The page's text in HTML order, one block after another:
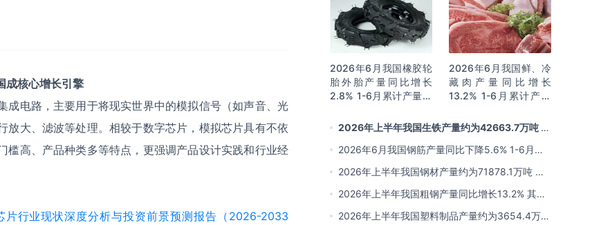
成核心增长引擎
成电路，主要用于将现实世界中的模拟信号（如声音、光
放大、滤波等处理。相较于数字芯片，模拟芯片具有不依
槛高、产品种类多等特点，更强调产品设计实践和行业经
片行业现状深度分析与投资前景预测报告（2026-2033
2026年6月我国橡胶轮
胎外胎产量同比增长
2.8% 1-6月累计产量同
2026年6月我国鲜、冷
藏肉产量同比增长
13.2% 1-6月累计产量
2026年上半年我国生铁产量约为42663.7万吨 同
比下降2.8% 其中河北产量占比22.7%排名第一
2026年6月我国钢筋产量同比下降5.6% 1-6月累
计产量同比下降10.7%
2026年上半年我国钢材产量约为71878.1万吨 同
比下降0.9% 其中河北以超亿吨产量排名第一
2026年上半年我国粗钢产量同比增长13.2% 其中
河北产量占比21.5%位居首位
2026年上半年我国塑料制品产量约为3654.4万吨